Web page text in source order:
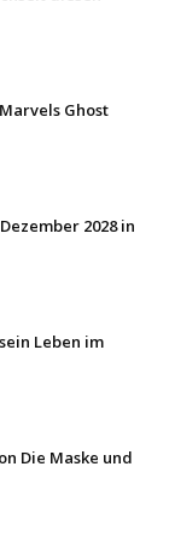
Ghost
2028 in
Leben im
Die Maske und